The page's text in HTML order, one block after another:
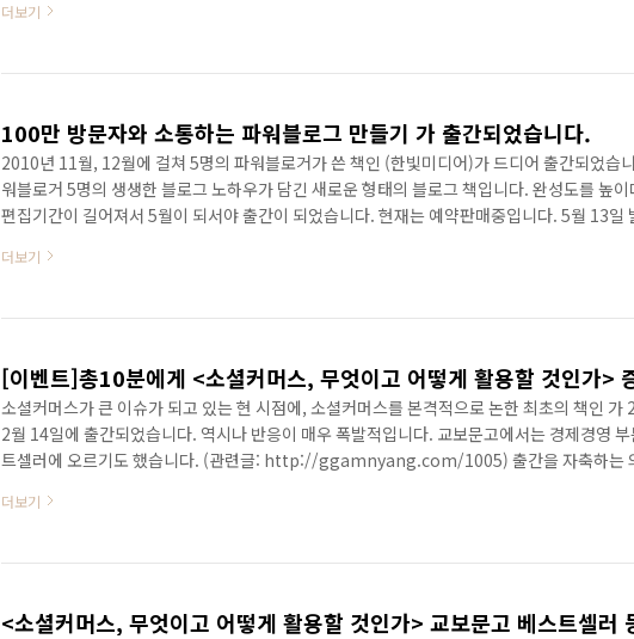
생기는 것일까? 정말 답답하다. 소셜의 긍정적인 면을 부각해서 이야기하고 다니는 나로써는
에 기고한 칼럼인 '소셜 세계서 ‘비난’ 대신 ‘지혜’를 나누자'에서도 이야기했듯이 제발좀 ..
더보기
100만 방문자와 소통하는 파워블로그 만들기 가 출간되었습니다.
2010년 11월, 12월에 걸쳐 5명의 파워블로거가 쓴 책인 (한빛미디어)가 드디어 출간되었습
워블로거 5명의 생생한 블로그 노하우가 담긴 새로운 형태의 블로그 책입니다. 완성도를 높이
편집기간이 길어져서 5월이 되서야 출간이 되었습니다. 현재는 예약판매중입니다. 5월 13일
기도 하네요~ 예스24의 경우 주문하면 바로 받아보실 수 있을 듯~) 예약판매중에 구매하셔서
시중에 나와 있는 다른 블로그 관련 책과의 비교 자체가 무의미한 책입니다. YES24:
더보기
[이벤트]총10분에게 <소셜커머스, 무엇이고 어떻게 활용할 것인가>
소셜커머스가 큰 이슈가 되고 있는 현 시점에, 소셜커머스를 본격적으로 논한 최초의 책인 가
2월 14일에 출간되었습니다. 역시나 반응이 매우 폭발적입니다. 교보문고에서는 경제경영
트셀러에 오르기도 했습니다. (관련글: http://ggamnyang.com/1005) 출간을 자축하는
여러분과 함께 할 수 있는 이벤트를 꼭 진행하고 싶었습니다. *^^* 여러분과 함께 이 기쁨을 누
역시 책을 소개해주는 이벤트가 제일 좋을 것 같아 다음과 같이 출간 기념이벤트를 진행하고
더보기
<소셜커머스, 무엇이고 어떻게 활용할 것인가> 교보문고 베스트셀러